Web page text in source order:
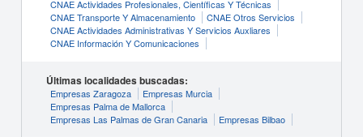
CNAE Actividades Profesionales, Científicas Y Técnicas
CNAE Transporte Y Almacenamiento
CNAE Otros Servicios
CNAE Actividades Administrativas Y Servicios Auxliares
CNAE Información Y Comunicaciones
Últimas localidades buscadas:
Empresas Zaragoza
Empresas Murcia
Empresas Palma de Mallorca
Empresas Las Palmas de Gran Canaria
Empresas Bilbao